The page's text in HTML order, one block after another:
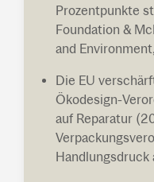
Prozentpunkte
Foundation &
and
Die EU
Ökodesign-
auf Reparatur